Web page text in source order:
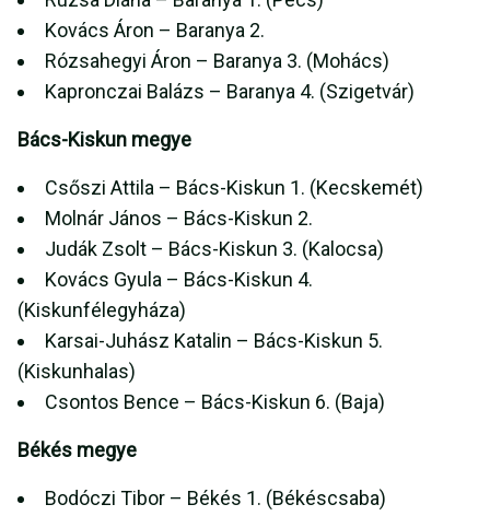
Kovács Áron – Baranya 2.
Rózsahegyi Áron – Baranya 3. (Mohács)
Kapronczai Balázs – Baranya 4. (Szigetvár)
Bács-Kiskun megye
Csőszi Attila – Bács-Kiskun 1. (Kecskemét)
Molnár János – Bács-Kiskun 2.
Judák Zsolt – Bács-Kiskun 3. (Kalocsa)
Kovács Gyula – Bács-Kiskun 4.
(Kiskunfélegyháza)
Karsai-Juhász Katalin – Bács-Kiskun 5.
(Kiskunhalas)
Csontos Bence – Bács-Kiskun 6. (Baja)
Békés megye
Bodóczi Tibor – Békés 1. (Békéscsaba)